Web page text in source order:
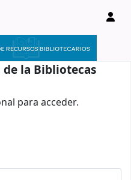
la Bibliotecas
para acceder.